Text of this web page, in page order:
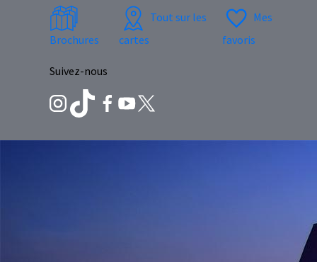
Brochures
Tout sur les
cartes
Mes
favoris
Suivez-nous